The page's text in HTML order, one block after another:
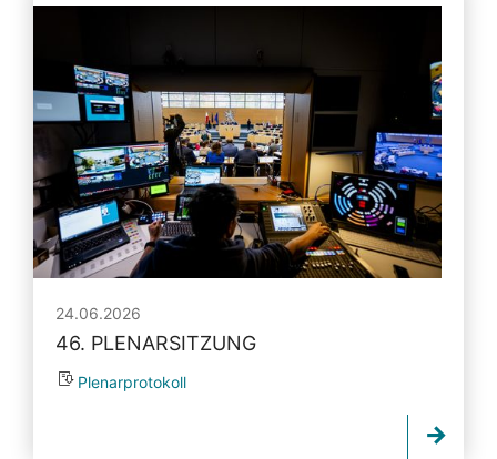
24.06.2026
46. PLENARSITZUNG
Plenarprotokoll